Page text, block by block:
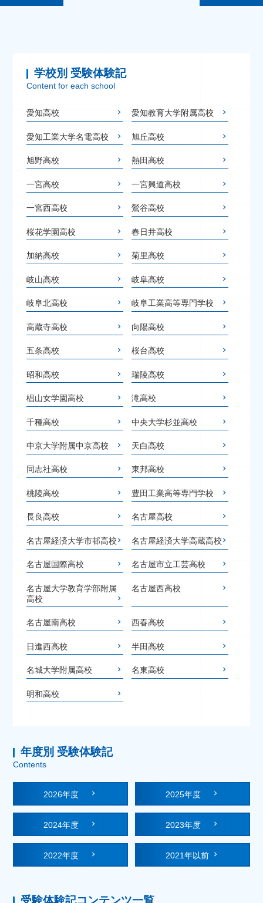
学校別 受験体験記
Content for each school
愛知高校 愛知教育大学附属高校
愛知工業大学名電高校 旭丘高校
旭野高校 熱田高校
一宮高校 一宮興道高校
一宮西高校 鶯谷高校
桜花学園高校 春日井高校
加納高校 菊里高校
岐山高校 岐阜高校
岐阜北高校 岐阜工業高等専門学校
高蔵寺高校 向陽高校
五条高校 桜台高校
昭和高校 瑞陵高校
椙山女学園高校 滝高校
千種高校 中央大学杉並高校
中京大学附属中京高校 天白高校
同志社高校 東邦高校
桃陵高校 豊田工業高等専門学校
長良高校 名古屋高校
名古屋経済大学市邨高校 名古屋経済大学高蔵高校
名古屋国際高校 名古屋市立工芸高校
名古屋大学教育学部附属
高校
名古屋西高校
名古屋南高校 西春高校
日進西高校 半田高校
名城大学附属高校 名東高校
明和高校
年度別 受験体験記
Contents
2026年度 2025年度
2024年度 2023年度
2022年度 2021年以前
受験体験記コンテンツ一覧